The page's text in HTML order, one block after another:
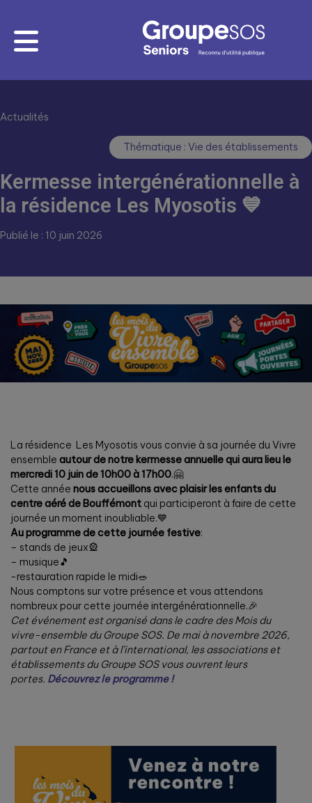
Actualités
Thématique : Vie des établissements
Kermesse intergénérationnelle à
la résidence Les Myosotis 💙
Publié le : 10 juin 2026
La résidence Les Myosotis vous convie à sa journée du Vivre
ensemble autour de notre kermesse annuelle qui aura lieu le
mercredi 10 juin de 10h00 à 17h00.🤗
Cette année nous accueillons avec plaisir les enfants du
centre aéré de Bouffémont qui participeront à faire de cette
journée un moment inoubliable.💙
Au programme de cette journée festive:
– stands de jeux🎡
– musique🎵
-restauration rapide le midi🥗
Nous comptons sur votre présence et vous attendons
nombreux pour cette journée intergénérationnelle.🎉
Cet événement est organisé dans le cadre des Mois du
vivre-ensemble du Groupe SOS. De mai à novembre 2026,
partout en France et à l’international, les associations et
établissements du Groupe SOS vous ouvrent leurs
portes. Découvrez le programme !